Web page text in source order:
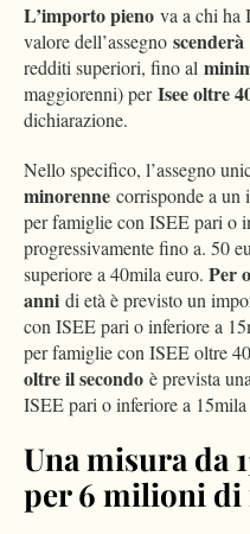
L’importo pieno va a chi ha
valore dell’assegno scenderà
redditi superiori, fino al
maggiorenni) perIsee oltre
dichiarazione.
Nello specifico, l’assegno
minorenne corrisponde a un
per famiglie con ISEE pari o
progressivamente fino a. 50
superiore a 40mila euro. Per
anni di età è previsto un
con ISEE pari o inferiore a
per famiglie con ISEE oltre
oltre il secondo è prevista
ISEE pari o inferiore a 15mila
Una misura da
per 6 milioni di